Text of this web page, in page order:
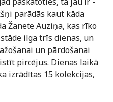
parādās kaut kāda
Žanete Auziņa, kas rīko
ilga trīs dienas, un
un pārdošanai
pircējus. Dienas laikā
izrādītas 15 kolekcijas,